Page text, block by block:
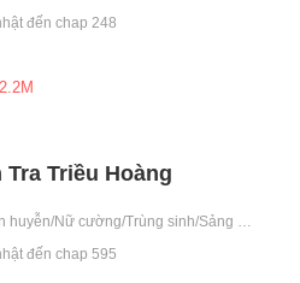
đến chap 248
Tra Triều Hoàng
Huyền huyễn/Nữ cường/Trùng sinh/Sảng văn/Báo thù/Hệ thống/Lăng nhăng/Thú cưng
đến chap 595